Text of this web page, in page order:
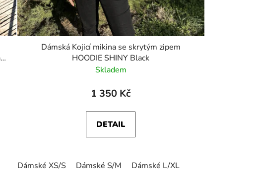
Dámská Kojicí mikina se skrytým zipem
HOODIE SHINY Black
Skladem
1 350 Kč
DETAIL
Dámské XS/S Dámské S/M Dámské L/XL